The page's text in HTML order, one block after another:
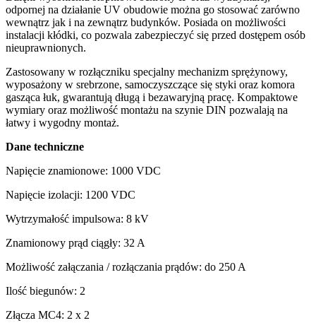
odpornej na działanie UV obudowie można go stosować zarówno
wewnątrz jak i na zewnątrz budynków. Posiada on możliwości
instalacji kłódki, co pozwala zabezpieczyć się przed dostępem osób
nieuprawnionych.
Zastosowany w rozłączniku specjalny mechanizm sprężynowy,
wyposażony w srebrzone, samoczyszczące się styki oraz komora
gasząca łuk, gwarantują długą i bezawaryjną pracę. Kompaktowe
wymiary oraz możliwość montażu na szynie DIN pozwalają na
łatwy i wygodny montaż.
Dane techniczne
Napięcie znamionowe: 1000 VDC
Napięcie izolacji: 1200 VDC
Wytrzymałość impulsowa: 8 kV
Znamionowy prąd ciągły: 32 A
Możliwość załączania / rozłączania prądów: do 250 A
Ilość biegunów: 2
Złącza MC4: 2 x 2